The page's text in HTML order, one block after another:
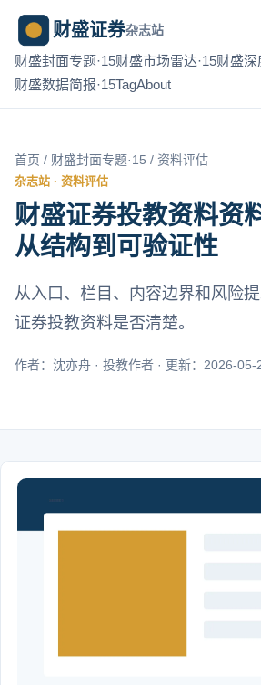
财盛证券杂志站
财盛封面专题·15财盛市场雷达·15财盛深
财盛数据简报·15TagAbout
首页 / 财盛封面专题·15 / 资料评估
杂志站 · 资料评估
财盛证券投教资料资
从结构到可验证性
从入口、栏目、内容边界和风险
证券投教资料是否清楚。
作者：沈亦舟 · 投教作者 · 更新：2026-05-